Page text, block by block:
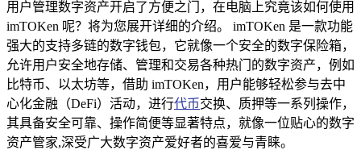
用户管理数字资产开启了方便之门，在电脑上究竟该如何使用
imTOKen 呢？将为您展开详细的介绍。 imTOKen 是一款功能
强大的支持多链的数字钱包，它就像一个安全的数字保险箱，
允许用户安全地存储、管理和交易各种热门的数字资产，例如
比特币、以太坊等，借助 imTOKen，用户能够轻松参与去中
心化金融（DeFi）活动，进行代币交换、质押等一系列操作，
其具备安全可靠、操作简便等显著特点，就像一位贴心的数字
资产管家,深受广大数字资产爱好者的喜爱与青睐。